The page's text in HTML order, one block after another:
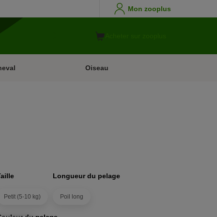
Mon zooplus
Oiseau
Petit (5-10 kg)
Longueur du pelage
Poil long